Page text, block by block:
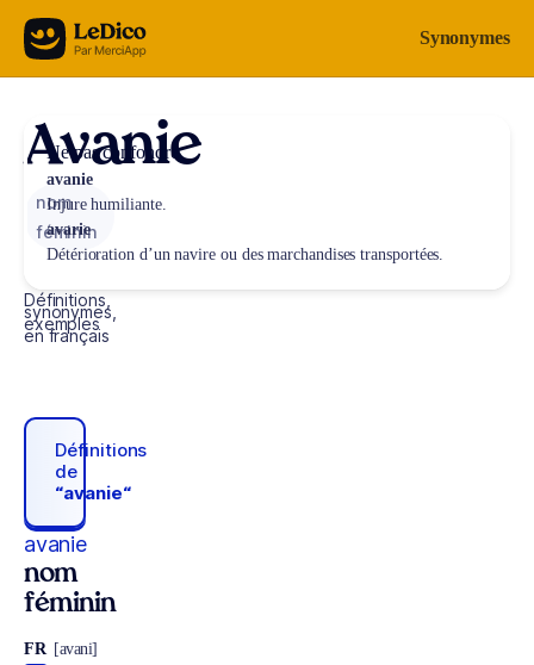
Aller au contenu Synonymes
Avanie
nom
féminin
Définitions,
synonymes,
exemples
en français
Définitions
de
“avanie“
avanie
nom
féminin
FR [avani]
Ne pas confondre
avanie
Injure humiliante.
avarie
Détérioration d’un navire ou des marchandises transportées.